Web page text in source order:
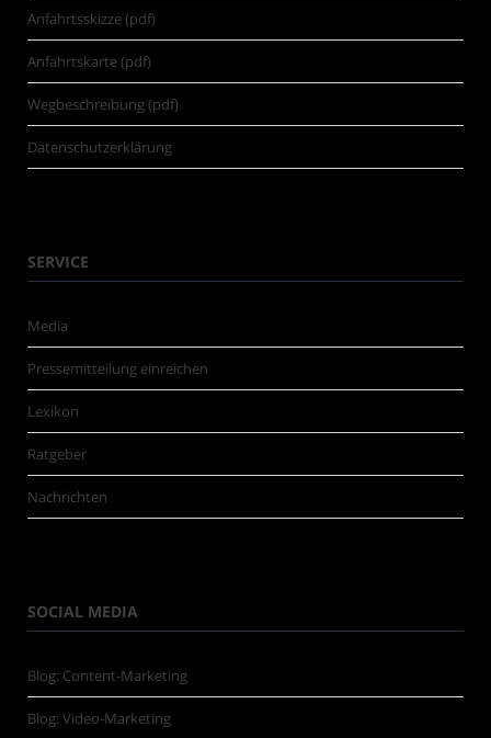
Anfahrtsskizze (pdf)
Anfahrtskarte (pdf)
Wegbeschreibung (pdf)
Datenschutzerklärung
SERVICE
Media
Pressemitteilung einreichen
Lexikon
Ratgeber
Nachrichten
SOCIAL MEDIA
Blog: Content-Marketing
Blog: Video-Marketing